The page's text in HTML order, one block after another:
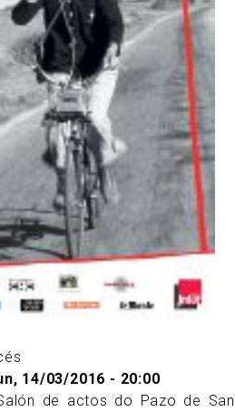
14/03/2016 - 20:00
de actos do Pazo de San